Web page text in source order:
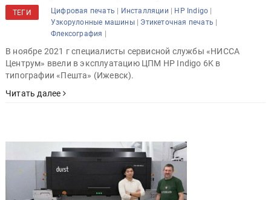
ТЕГИ Цифровая печать | Инсталляции | HP Indigo |
Узкорулонные машины| Этикеточная печать |
Флексография |
В ноябре 2021 г специалисты сервисной службы «НИССА
Центрум» ввели в эксплуатацию ЦПМ HP Indigo 6K в
типографии «Пешта» (Ижевск).
Читать далее